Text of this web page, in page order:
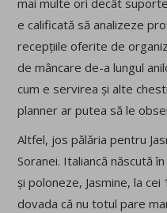
mai multe ori decât
e calificată să analizeze
recepțiile oferite de
de mâncare de-a lungul
cum e servirea și alte
planner ar putea să le
Altfel, jos pălăria pentru
Soranei. Italiancă născută
și poloneze, Jasmine, la
dovada că nu totul pare